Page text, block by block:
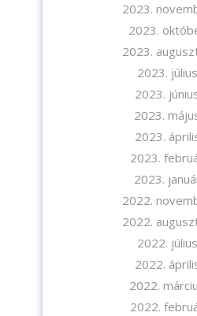
2023.
2023.
2023.
2023. július
2023.
2023.
2023.
2023.
2023.
2022.
2022.
2022. július
2022.
2022.
2022.